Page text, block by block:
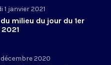
1 janvier 2021
milieu du jour du 1er
décembre 2020